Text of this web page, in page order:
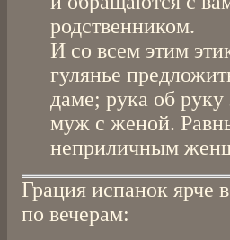
родственником.
И со всем этим
гулянье
даме; рука об руку
муж с женой.
неприличным
Грация испанок ярче
по вечерам: